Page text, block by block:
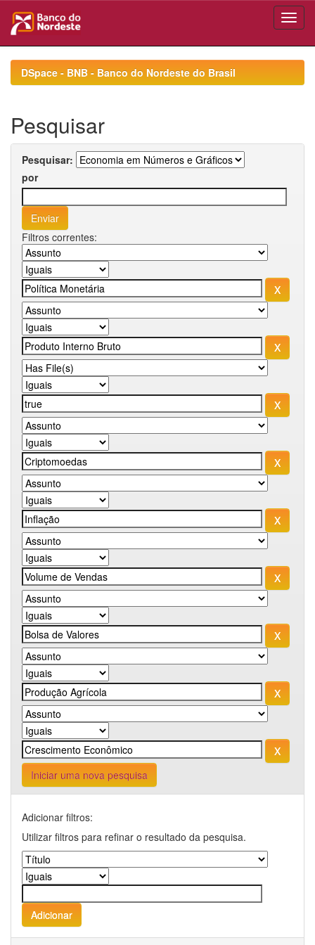
navigationDSpace - BNB - Banco do Nordeste do Brasil
Pesquisar
Pesquisar:
por
Filtros correntes:
Iniciar uma nova pesquisa
Adicionar filtros:
Utilizar filtros para refinar o resultado da pesquisa.